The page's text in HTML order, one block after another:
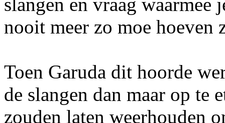
nooit meer zo moe hoeven
Toen Garuda dit hoorde
de slangen dan maar op te
zouden laten weerhouden